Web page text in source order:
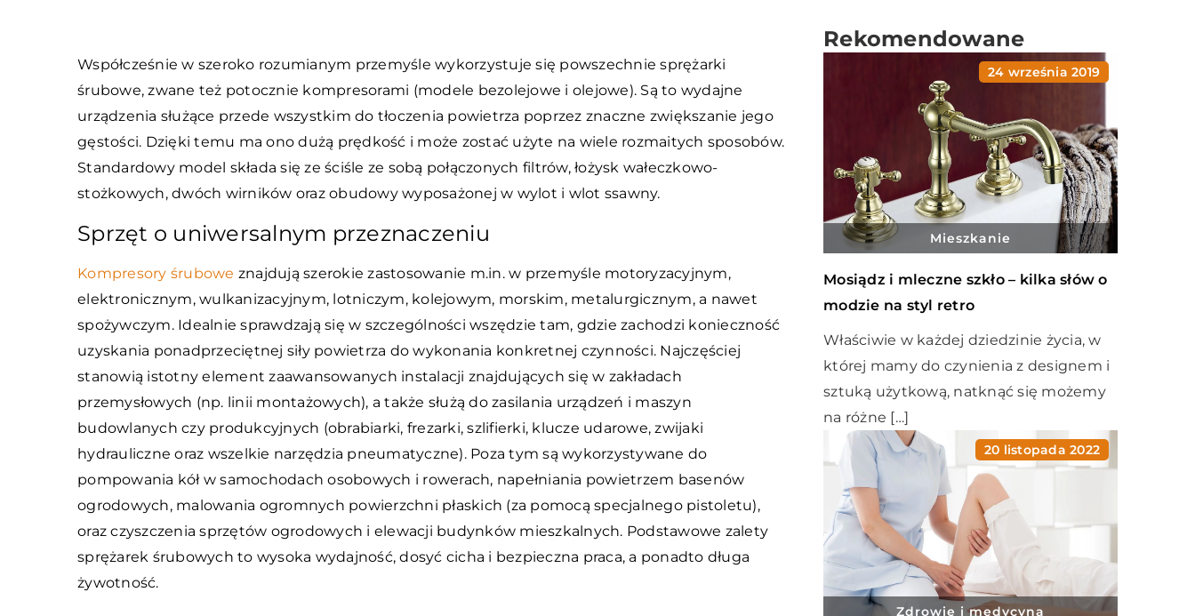
Współcześnie w szeroko rozumianym przemyśle wykorzystuje się powszechnie sprężarki
śrubowe, zwane też potocznie kompresorami (modele bezolejowe i olejowe). Są to wydajne
urządzenia służące przede wszystkim do tłoczenia powietrza poprzez znaczne zwiększanie jego
gęstości. Dzięki temu ma ono dużą prędkość i może zostać użyte na wiele rozmaitych sposobów.
Standardowy model składa się ze ściśle ze sobą połączonych filtrów, łożysk wałeczkowo-
stożkowych, dwóch wirników oraz obudowy wyposażonej w wylot i wlot ssawny.
Sprzęt o uniwersalnym przeznaczeniu
Kompresory śrubowe znajdują szerokie zastosowanie m.in. w przemyśle motoryzacyjnym,
elektronicznym, wulkanizacyjnym, lotniczym, kolejowym, morskim, metalurgicznym, a nawet
spożywczym. Idealnie sprawdzają się w szczególności wszędzie tam, gdzie zachodzi konieczność
uzyskania ponadprzeciętnej siły powietrza do wykonania konkretnej czynności. Najczęściej
stanowią istotny element zaawansowanych instalacji znajdujących się w zakładach
przemysłowych (np. linii montażowych), a także służą do zasilania urządzeń i maszyn
budowlanych czy produkcyjnych (obrabiarki, frezarki, szlifierki, klucze udarowe, zwijaki
hydrauliczne oraz wszelkie narzędzia pneumatyczne). Poza tym są wykorzystywane do
pompowania kół w samochodach osobowych i rowerach, napełniania powietrzem basenów
ogrodowych, malowania ogromnych powierzchni płaskich (za pomocą specjalnego pistoletu),
oraz czyszczenia sprzętów ogrodowych i elewacji budynków mieszkalnych. Podstawowe zalety
sprężarek śrubowych to wysoka wydajność, dosyć cicha i bezpieczna praca, a ponadto długa
żywotność.
Rekomendowane
24 września 2019
Mieszkanie
Mosiądz i mleczne szkło – kilka słów o
modzie na styl retro
Właściwie w każdej dziedzinie życia, w
której mamy do czynienia z designem i
sztuką użytkową, natknąć się możemy
na różne […]
20 listopada 2022
Zdrowie i medycyna